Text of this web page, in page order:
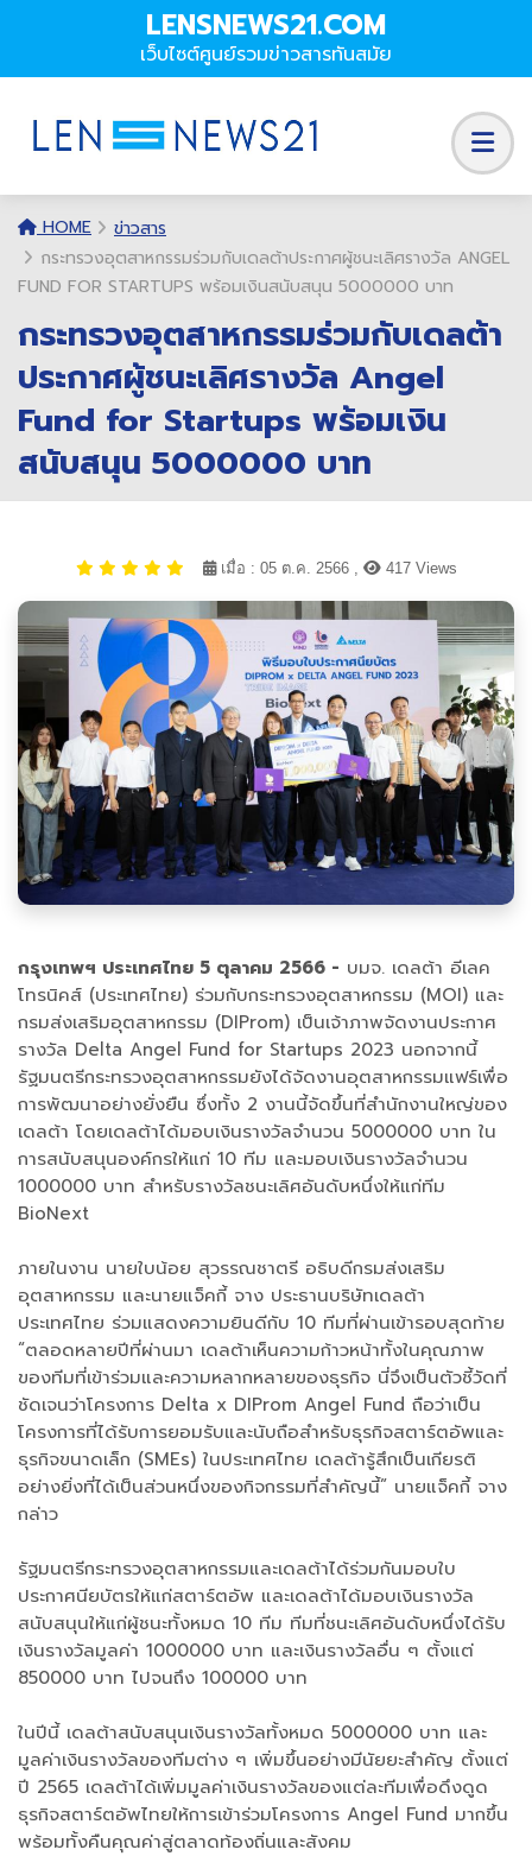
LENSNEWS21.COM
เว็บไซต์ศูนย์รวมข่าวสารทันสมัย
HOME
ข่าวสาร
กระทรวงอุตสาหกรรมร่วมกับเดลต้าประกาศผู้ชนะเลิศรางวัล ANGEL
FUND FOR STARTUPS พร้อมเงินสนับสนุน 5000000 บาท
กระทรวงอุตสาหกรรมร่วมกับเดลต้า
ประกาศผู้ชนะเลิศรางวัล Angel
Fund for Startups พร้อมเงิน
สนับสนุน 5000000 บาท
เมื่อ : 05 ต.ค. 2566 , 417 Views
กรุงเทพฯ ประเทศไทย 5 ตุลาคม 2566 - บมจ. เดลต้า อีเลค
โทรนิคส์ (ประเทศไทย) ร่วมกับกระทรวงอุตสาหกรรม (MOI) และ
กรมส่งเสริมอุตสาหกรรม (DIProm) เป็นเจ้าภาพจัดงานประกาศ
รางวัล Delta Angel Fund for Startups 2023 นอกจากนี้
รัฐมนตรีกระทรวงอุตสาหกรรมยังได้จัดงานอุตสาหกรรมแฟร์เพื่อ
การพัฒนาอย่างยั่งยืน ซึ่งทั้ง 2 งานนี้จัดขึ้นที่สำนักงานใหญ่ของ
เดลต้า โดยเดลต้าได้มอบเงินรางวัลจำนวน 5000000 บาท ใน
การสนับสนุนองค์กรให้แก่ 10 ทีม และมอบเงินรางวัลจำนวน
1000000 บาท สำหรับรางวัลชนะเลิศอันดับหนึ่งให้แก่ทีม
BioNext
ภายในงาน นายใบน้อย สุวรรณชาตรี อธิบดีกรมส่งเสริม
อุตสาหกรรม และนายแจ็คกี้ จาง ประธานบริษัทเดลต้า
ประเทศไทย ร่วมแสดงความยินดีกับ 10 ทีมที่ผ่านเข้ารอบสุดท้าย
“ตลอดหลายปีที่ผ่านมา เดลต้าเห็นความก้าวหน้าทั้งในคุณภาพ
ของทีมที่เข้าร่วมและความหลากหลายของธุรกิจ นี่จึงเป็นตัวชี้วัดที่
ชัดเจนว่าโครงการ Delta x DIProm Angel Fund ถือว่าเป็น
โครงการที่ได้รับการยอมรับและนับถือสำหรับธุรกิจสตาร์ตอัพและ
ธุรกิจขนาดเล็ก (SMEs) ในประเทศไทย เดลต้ารู้สึกเป็นเกียรติ
อย่างยิ่งที่ได้เป็นส่วนหนึ่งของกิจกรรมที่สำคัญนี้” นายแจ็คกี้ จาง
กล่าว
รัฐมนตรีกระทรวงอุตสาหกรรมและเดลต้าได้ร่วมกันมอบใบ
ประกาศนียบัตรให้แก่สตาร์ตอัพ และเดลต้าได้มอบเงินรางวัล
สนับสนุนให้แก่ผู้ชนะทั้งหมด 10 ทีม ทีมที่ชนะเลิศอันดับหนึ่งได้รับ
เงินรางวัลมูลค่า 1000000 บาท และเงินรางวัลอื่น ๆ ตั้งแต่
850000 บาท ไปจนถึง 100000 บาท
ในปีนี้ เดลต้าสนับสนุนเงินรางวัลทั้งหมด 5000000 บาท และ
มูลค่าเงินรางวัลของทีมต่าง ๆ เพิ่มขึ้นอย่างมีนัยยะสำคัญ ตั้งแต่
ปี 2565 เดลต้าได้เพิ่มมูลค่าเงินรางวัลของแต่ละทีมเพื่อดึงดูด
ธุรกิจสตาร์ตอัพไทยให้การเข้าร่วมโครงการ Angel Fund มากขึ้น
พร้อมทั้งคืนคุณค่าสู่ตลาดท้องถิ่นและสังคม